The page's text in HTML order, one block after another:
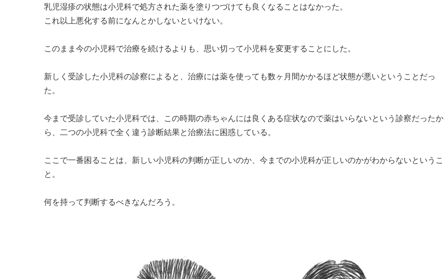
乳児湿疹の状態は小児科で処方された薬を塗りつづけても良くなることはなかった。
これ以上悪化する前になんとかしないといけない。
このまま今の小児科で治療を続けるよりも、思い切って小児科を変更することにした。
新しく受診した小児科の診察によると、治療には薬を使っても数ヶ月間かかるほど状態が悪いということだっ
た。
今まで受診していた小児科では、この時期の赤ちゃんには良くある症状なので薬はいらないという診察だったか
ら、二つの小児科で全く違う診断結果と治療法に困惑している。
ここで一番困ることは、新しい小児科の判断が正しいのか、今までの小児科が正しいのかがわからないというこ
と。
何を持って判断するべきなんだろう。